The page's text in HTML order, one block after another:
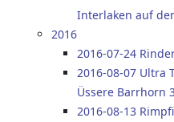
Interlaken auf
2016
2016-07-24
2016-08-07 Ultra
Üssere Barrhorn
2016-08-13